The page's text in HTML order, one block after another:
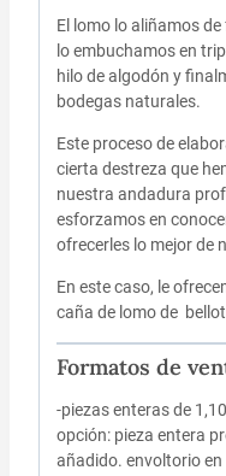
El lomo lo aliñamos
lo embuchamos en
hilo de algodón y
bodegas naturales.
Este proceso de
cierta destreza que
nuestra andadura
esforzamos en
ofrecerles lo mejor de
En este caso, le
caña de lomo de
Formatos de
-piezas enteras de
opción: pieza entera
añadido. envoltorio en